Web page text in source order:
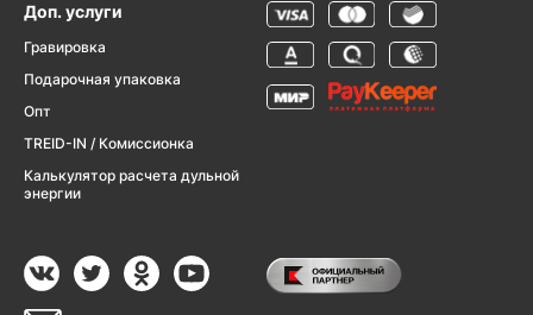
Доп. услуги
Гравировка
Подарочная упаковка
Опт
TREID-IN / Комиссионка
Калькулятор расчета дульной
энергии